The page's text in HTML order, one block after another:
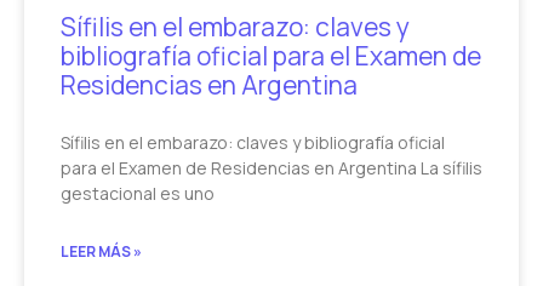
Sífilis en el embarazo: claves y
bibliografía oficial para el Examen de
Residencias en Argentina
Sífilis en el embarazo: claves y bibliografía oficial
para el Examen de Residencias en Argentina La sífilis
gestacional es uno
LEER MÁS »